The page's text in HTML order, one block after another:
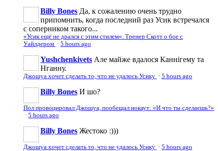
Billy Bones Да, к сожалению очень трудно
припомнить, когда последний раз Усик встречался
с соперником такого...
«Усик ещё не дрался с этим стилем». Тренер Скотт о бое с
Уайлдером · 5 hours ago
Yushchenkivets Але майже вдалося Каннігему та
Нганну.
Джошуа хочет сделать то, что не удалось Усику · 5 hours ago
Billy Bones И шо?
Пол провоцировал Джошуа, пообещал нокаут: «И что ты сделаешь?»
· 5 hours ago
Billy Bones Жестоко :)))
Джошуа хочет сделать то, что не удалось Усику · 5 hours ago